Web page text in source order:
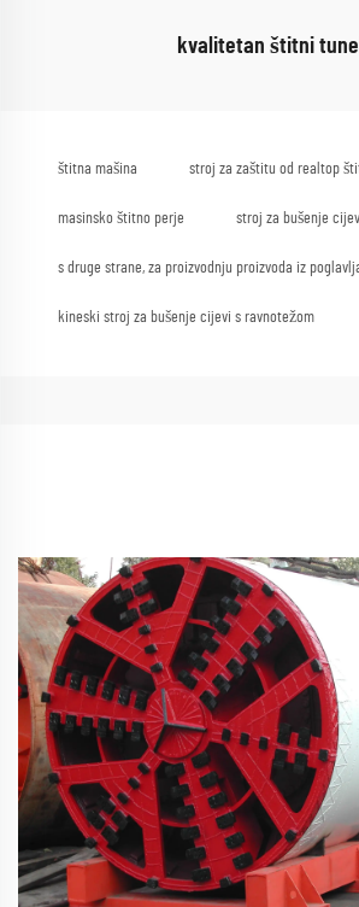
kvalitetan štitni tunel
štitna mašina stroj za zaštitu od realtop
masinsko štitno perje stroj za bušenje
s druge strane, za proizvodnju proizvoda iz
kineski stroj za bušenje cijevi s ravnotežom